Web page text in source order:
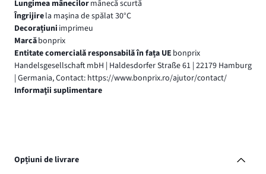
Lungimea mânecilormânecă scurtă
Îngrijirela maşina de spălat 30°C
Decorațiuni imprimeu
Marcăbonprix
Entitate comercială responsabilă în fața UE bonprix
Handelsgesellschaft mbH | Haldesdorfer Straße 61 | 22179 Hamburg
| Germania, Contact: https://www.bonprix.ro/ajutor/contact/
Informaţii suplimentare
Opțiuni de livrare